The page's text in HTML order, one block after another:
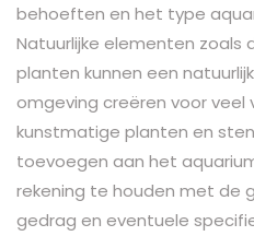
behoeften en het type
Natuurlijke elementen zoals
planten kunnen een
omgeving creëren voor veel
kunstmatige planten en
toevoegen aan het
rekening te houden met de
gedrag en eventuele